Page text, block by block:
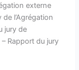
externe
l’Agrégation
jury de
Rapport du jury